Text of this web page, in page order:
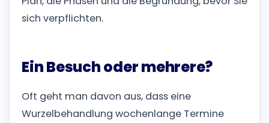
sich verpflichten.
Ein Besuch oder mehrere?
Oft geht man davon aus, dass eine
Wurzelbehandlung wochenlange Termine